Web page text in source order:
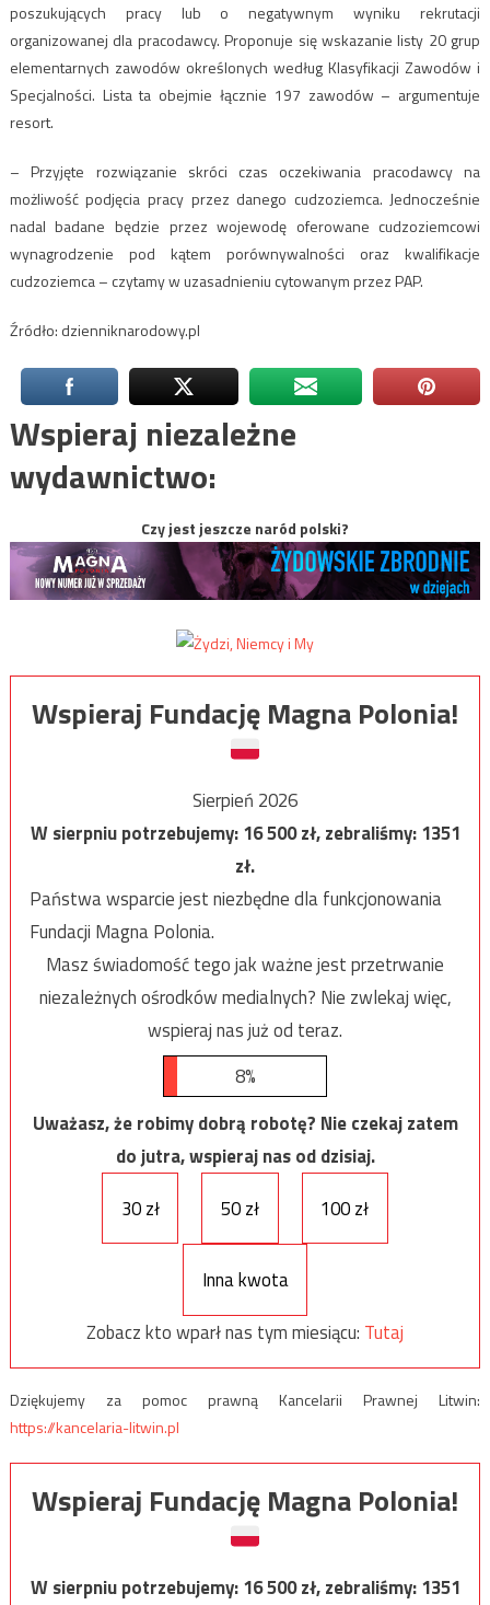
poszukujących pracy lub o negatywnym wyniku rekrutacji
organizowanej dla pracodawcy. Proponuje się wskazanie listy 20 grup
elementarnych zawodów określonych według Klasyfikacji Zawodów i
Specjalności. Lista ta obejmie łącznie 197 zawodów – argumentuje
resort.
– Przyjęte rozwiązanie skróci czas oczekiwania pracodawcy na
możliwość podjęcia pracy przez danego cudzoziemca. Jednocześnie
nadal badane będzie przez wojewodę oferowane cudzoziemcowi
wynagrodzenie pod kątem porównywalności oraz kwalifikacje
cudzoziemca – czytamy w uzasadnieniu cytowanym przez PAP.
Źródło: dzienniknarodowy.pl
Wspieraj niezależne
wydawnictwo:
Czy jest jeszcze naród polski?
Wspieraj Fundację Magna Polonia!
Sierpień 2026
W sierpniu potrzebujemy:16 500zł, zebraliśmy:1351
zł.
Państwa wsparcie jest niezbędne dla funkcjonowania
Fundacji Magna Polonia.
Masz świadomość tego jak ważne jest przetrwanie
niezależnych ośrodków medialnych? Nie zwlekaj więc,
wspieraj nas już od teraz.
8%
Uważasz, że robimy dobrą robotę? Nie czekaj zatem
do jutra, wspieraj nas od dzisiaj.
30 zł
50 zł 100 zł
Inna kwota
Zobacz kto wparł nas tym miesiącu: Tutaj
Dziękujemy za pomoc prawną Kancelarii Prawnej Litwin:
https://kancelaria-litwin.pl
Wspieraj Fundację Magna Polonia!
W sierpniu potrzebujemy:16 500zł, zebraliśmy:1351